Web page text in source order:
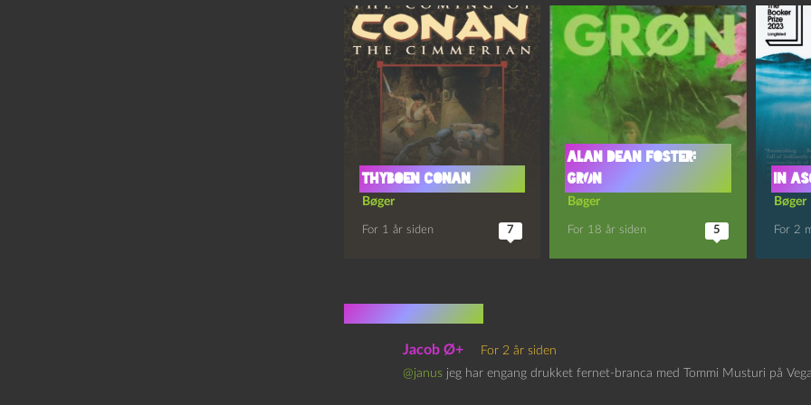
Thyboen Conan
Bøger
For 1 år siden 7
Alan Dean Foster:
Grøn
Bøger
For 18 år siden 5
In
Bøger
For 2
3 kommentarer
Jacob Ø+
For 2 år siden
@janusjeg har engang drukket fernet-branca med Tommi Musturi på